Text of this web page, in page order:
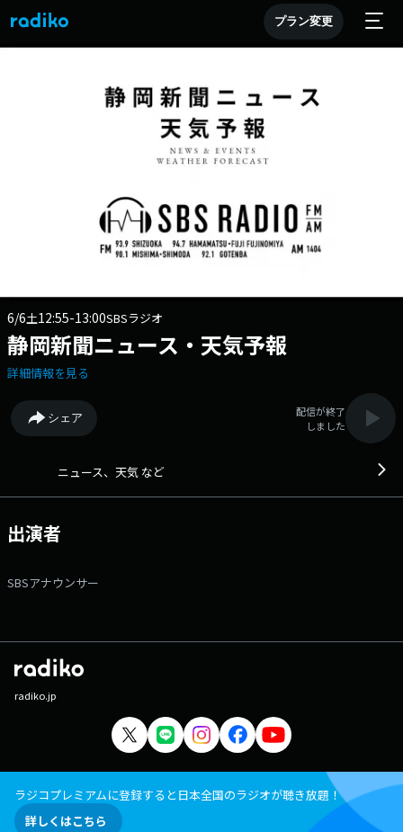
プラン変更
6/6土12:55-13:00SBSラジオ
静岡新聞ニュース・天気予報
詳細情報を見る
シェア
配信が終了
しました
ニュース、天気 など
出演者
SBSアナウンサー
radiko.jp
ラジコプレミアムに登録すると日本全国のラジオが聴き放題！
詳しくはこちら